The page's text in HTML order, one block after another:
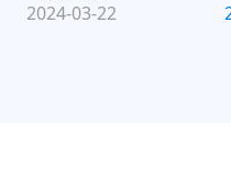
2024-03-22